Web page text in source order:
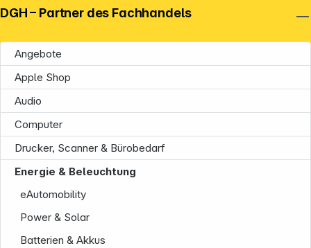
Angebote
Apple Shop
Audio
Computer
Drucker, Scanner & Bürobedarf
Energie & Beleuchtung
eAutomobility
Power & Solar
Batterien & Akkus
DGH – Partner des Fachhandels
Unternehmen
Informationen